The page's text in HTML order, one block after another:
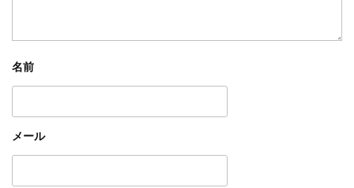
名前
メール